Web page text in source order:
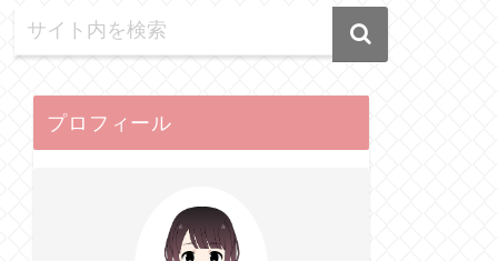
プロフィール